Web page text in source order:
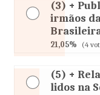
(3) +
irmãos
21,05% (4
(5) +
lidos na